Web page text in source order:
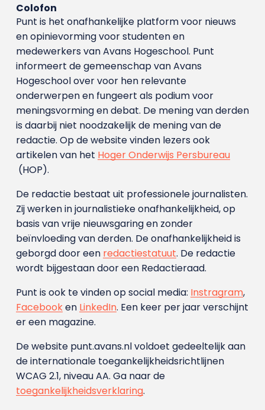
Colofon
Punt is het onafhankelijke platform voor nieuws
en opinievorming voor studenten en
medewerkers van Avans Hoge­school. Punt
informeert de gemeenschap van Avans
Hogeschool over voor hen relevante
onderwerpen en fungeert als podium voor
meningsvorming en debat. De mening van derden
is daarbij niet noodzakelijk de mening van de
redactie. Op de website vinden lezers ook
artikelen van het Hoger Onderwijs Persbureau
(HOP).
De redactie bestaat uit professionele journalisten.
Zij werken in journalistieke onafhankelijkheid, op
basis van vrije nieuwsgaring en zonder
beïnvloeding van derden. De onafhankelijkheid is
geborgd door een redactiestatuut. De redactie
wordt bijgestaan door een Redactieraad.
Punt is ook te vinden op social media: Instragram,
Facebooken LinkedIn. Een keer per jaar verschijnt
er een magazine.
De website punt.avans.nl voldoet gedeeltelijk aan
de internationale toegankelijkheidsrichtlijnen
WCAG 2.1, niveau AA. Ga naar de
toegankelijkheidsverklaring.